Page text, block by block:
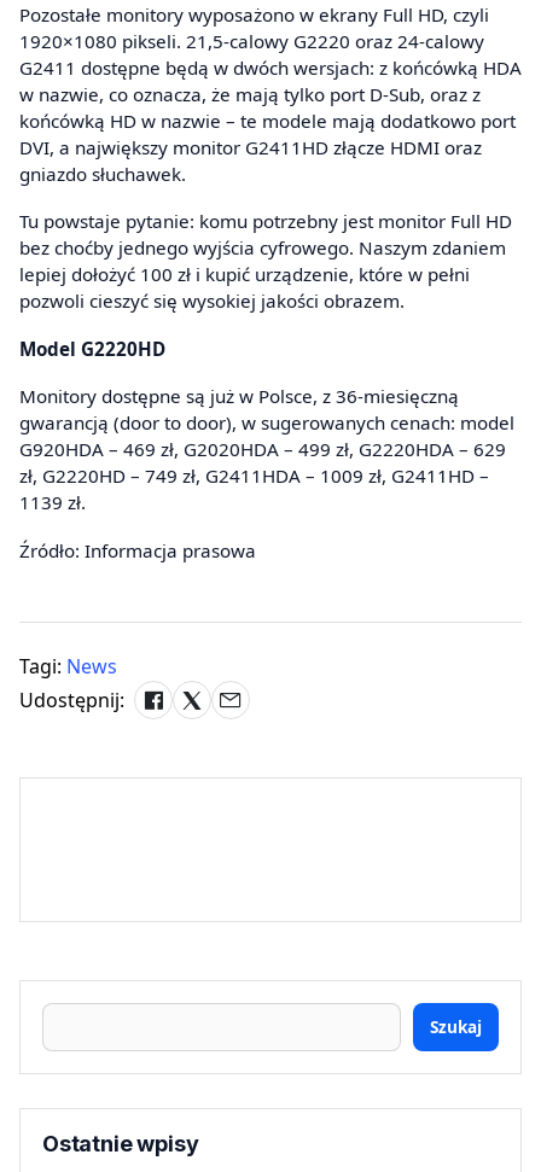
Pozostałe monitory wyposażono w ekrany Full HD, czyli
1920×1080 pikseli. 21,5-calowy G2220 oraz 24-calowy
G2411 dostępne będą w dwóch wersjach: z końcówką HDA
w nazwie, co oznacza, że mają tylko port D-Sub, oraz z
końcówką HD w nazwie – te modele mają dodatkowo port
DVI, a największy monitor G2411HD złącze HDMI oraz
gniazdo słuchawek.
Tu powstaje pytanie: komu potrzebny jest monitor Full HD
bez choćby jednego wyjścia cyfrowego. Naszym zdaniem
lepiej dołożyć 100 zł i kupić urządzenie, które w pełni
pozwoli cieszyć się wysokiej jakości obrazem.
Model G2220HD
Monitory dostępne są już w Polsce, z 36-miesięczną
gwarancją (door to door), w sugerowanych cenach: model
G920HDA – 469 zł, G2020HDA – 499 zł, G2220HDA – 629
zł, G2220HD – 749 zł, G2411HDA – 1009 zł, G2411HD –
1139 zł.
Źródło: Informacja prasowa
Tagi: News
Udostępnij:
Szukaj
Ostatnie wpisy